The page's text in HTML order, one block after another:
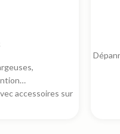
accessoires sur